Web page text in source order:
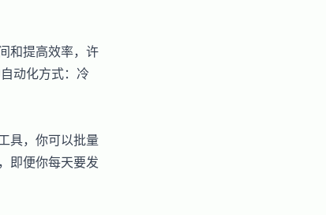
和提高效率，许
动化方式：冷
具，你可以批量
即便你每天要发